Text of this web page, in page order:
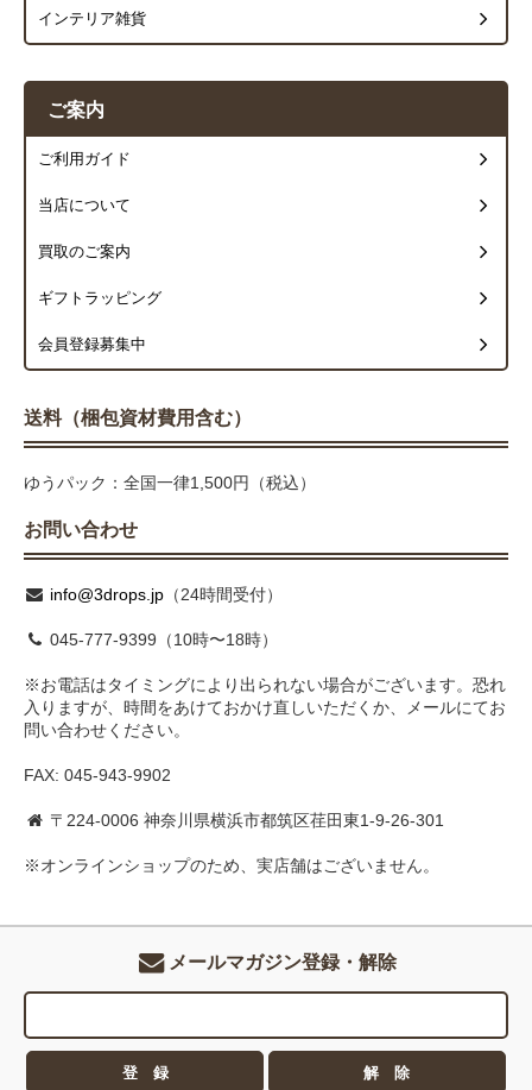
インテリア雑貨
ご案内
ご利用ガイド
当店について
買取のご案内
ギフトラッピング
会員登録募集中
送料（梱包資材費用含む）
ゆうパック：全国一律1,500円（税込）
お問い合わせ
info@3drops.jp （24時間受付）
045-777-9399（10時〜18時）
※お電話はタイミングにより出られない場合がございます。恐れ
入りますが、時間をあけておかけ直しいただくか、メールにてお
問い合わせください。
FAX: 045-943-9902
〒224-0006 神奈川県横浜市都筑区荏田東1-9-26-301
※オンラインショップのため、実店舗はございません。
メールマガジン登録・解除